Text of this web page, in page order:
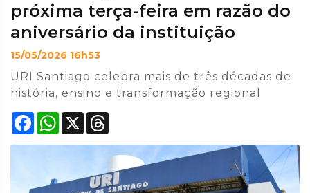
próxima terça-feira em razão do
aniversário da instituição
15/05/2026 16h53
URI Santiago celebra mais de três décadas de
história, ensino e transformação regional
Facebook
WhatsApp
X Threads